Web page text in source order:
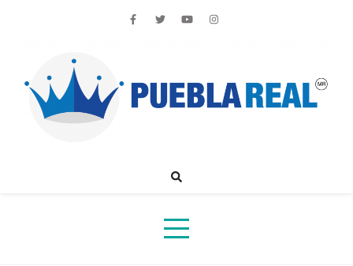
Noticias de actualidad de Puebla, México y el mundo